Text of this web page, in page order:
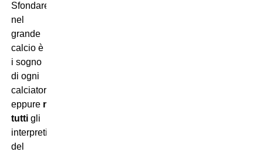
Sfondare
nel
grande
calcio è
i sogno
di ogni
calciatore,
eppure non
tutti gli
interpreti
del